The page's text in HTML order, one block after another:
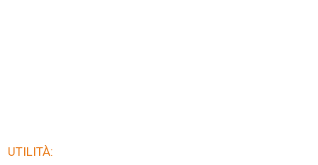
UTILITÀ: